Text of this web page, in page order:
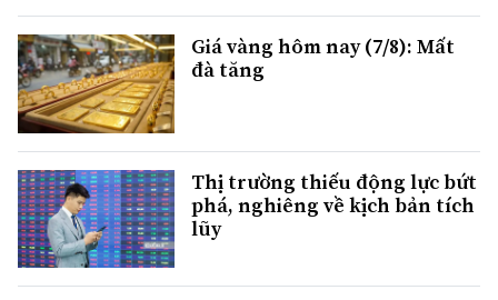
Giá vàng hôm nay (7/8): Mất
đà tăng
Thị trường thiếu động lực bứt
phá, nghiêng về kịch bản tích
lũy